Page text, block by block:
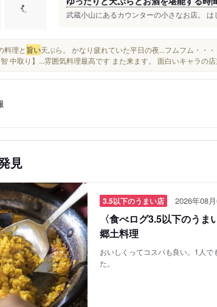
武蔵小山にあるカウンターの小さなお店。
料理と 旨い天ぷら。 かなり疲れていた平日の夜...フムフム・・
中取り】...雰囲気料理最高です また来ます。 面白いキャラの
見
3.5以下のうまい店 2026年08
〈食べログ3.5以下のう
郷土料理
おいしくってコスパも良い。1人
た。